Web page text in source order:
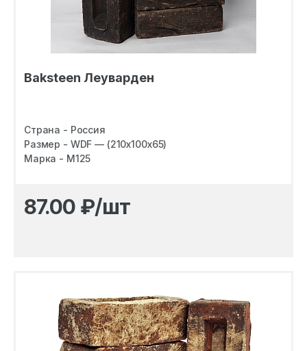
Baksteen Леуварден
Страна - Россия
Размер - WDF — (210х100х65)
Марка - M125
87.00 ₽/шт